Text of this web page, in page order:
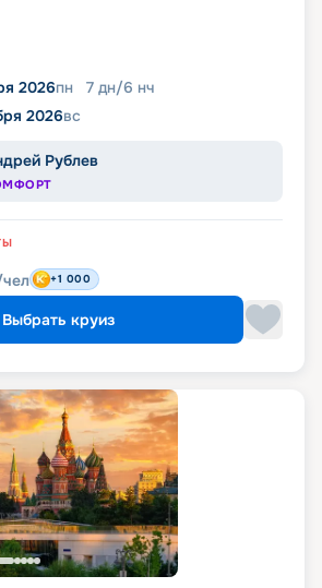
2026пн 7 дн/6 нч
2026вс
Рублев
+1 000
Выбрать круиз